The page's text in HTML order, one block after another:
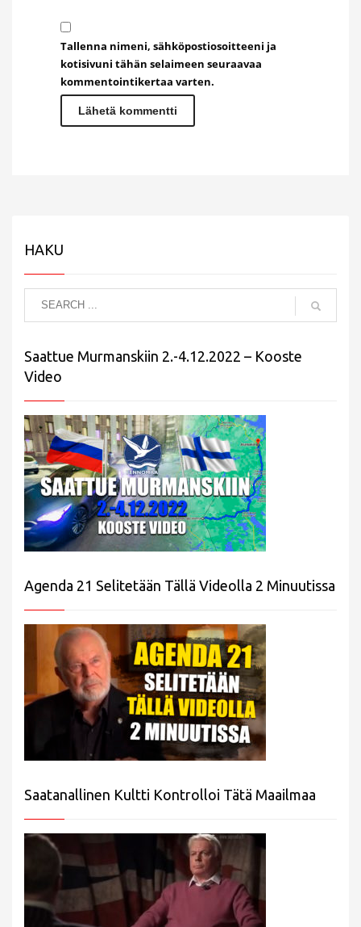
Tallenna nimeni, sähköpostiosoitteeni ja
kotisivuni tähän selaimeen seuraavaa
kommentointikertaa varten.
HAKU
Saattue Murmanskiin 2.-4.12.2022 – Kooste
Video
Agenda 21 Selitetään Tällä Videolla 2 Minuutissa
Saatanallinen Kultti Kontrolloi Tätä Maailmaa